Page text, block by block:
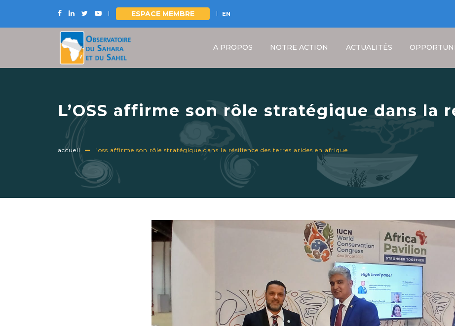
principal
ESPACE MEMBRE EN
A PROPOS NOTRE ACTION ACTUALITÉS
L’OSS affirme son rôle stratégique dans la
terres arides en Afrique
Fil
accueil l’oss affirme son rôle stratégique dans la résilience des terres arides en afrique